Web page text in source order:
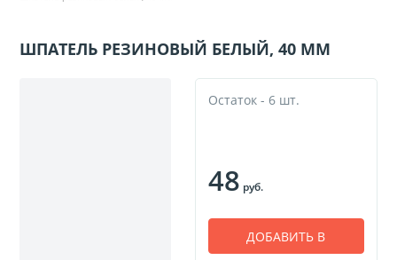
ШПАТЕЛЬ РЕЗИНОВЫЙ БЕЛЫЙ, 40 ММ
Остаток - 6 шт.
48 руб.
ДОБАВИТЬ В